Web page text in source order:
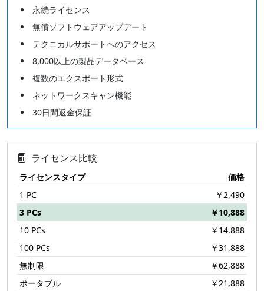
永続ライセンス
無償ソフトウェアアップデート
テクニカルサポートへのアクセス
8,000以上の製品データベース
複数のエクスポート形式
ネットワークスキャン機能
30日間返金保証
ライセンス比較
ライセンスタイプ
価格
1 PC
￥2,490
3 PCs
￥10,888
10 PCs
￥14,888
100 PCs
￥31,888
無制限
￥62,888
ポータブル
￥21,888